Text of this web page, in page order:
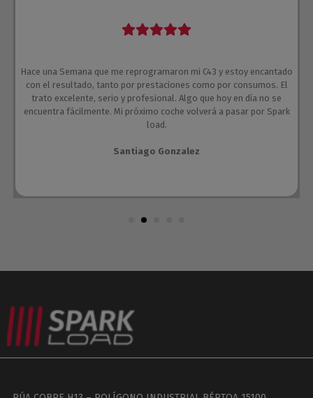
Hace una Semana que me reprogramaron mi C43 y estoy encantado
con el resultado, tanto por prestaciones como por consumos. El
trato excelente, serio y profesional. Algo que hoy en día no se
encuentra fácilmente. Mi próximo coche volverá a pasar por Spark
load.
Santiago Gonzalez